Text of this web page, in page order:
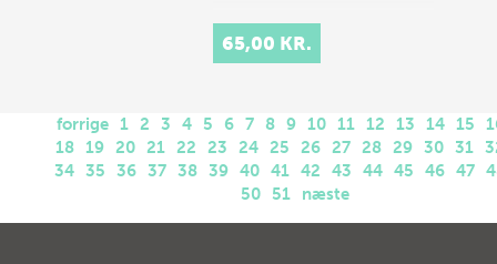
65,00 KR.
forrige 1 2 3 4 5 6 7 8 9 10 11 12 13 14 15
18 19 20 21 22 23 24 25 26 27 28 29 30 31
34 35 36 37 38 39 40 41 42 43 44 45 46 47
50
51 næste